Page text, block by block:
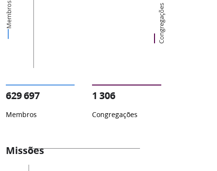
Membros Congregações
629 697
Membros
1 306
Congregações
Missões